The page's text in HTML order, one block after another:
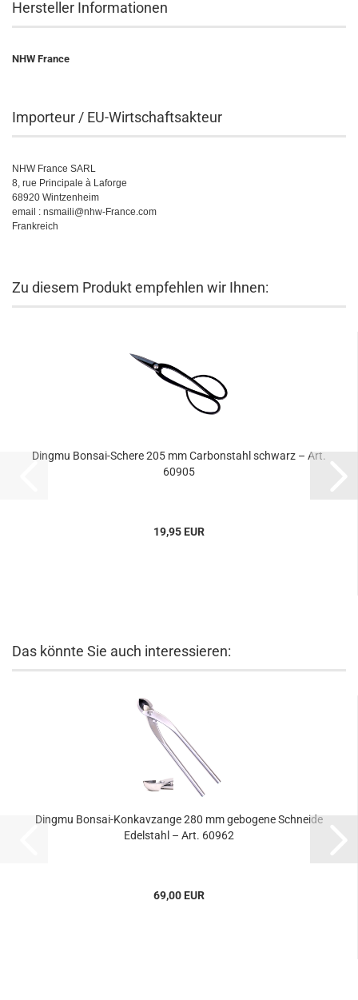
Hersteller Informationen
NHW France
Importeur / EU-Wirtschaftsakteur
NHW France SARL
8, rue Principale à Laforge
68920 Wintzenheim
email : nsmaili@nhw-France.com
Frankreich
Zu diesem Produkt empfehlen wir Ihnen:
Dingmu Bonsai-Schere 205 mm Carbonstahl schwarz – Art.
60905
19,95 EUR
Das könnte Sie auch interessieren:
Dingmu Bonsai-Konkavzange 280 mm gebogene Schneide
Edelstahl – Art. 60962
69,00 EUR